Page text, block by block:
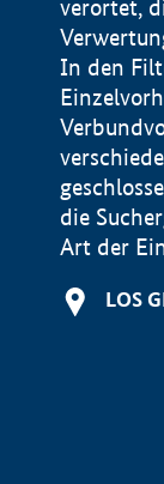
verortet,
In den
die
Art der
LOS